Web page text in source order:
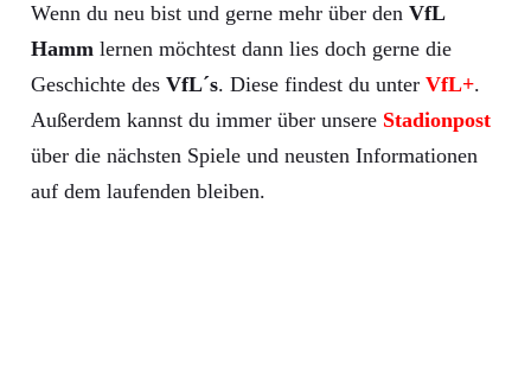
Wenn du neu bist und gerne mehr über den VfL
Hamm lernen möchtest dann lies doch gerne die
Geschichte des VfL´s. Diese findest du unter VfL+.
Außerdem kannst du immer über unsere Stadionpost
über die nächsten Spiele und neusten Informationen
auf dem laufenden bleiben.